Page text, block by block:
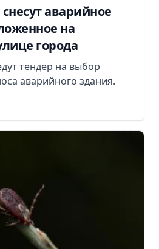
аварийное
на
города
тендер на выбор
аварийного здания.